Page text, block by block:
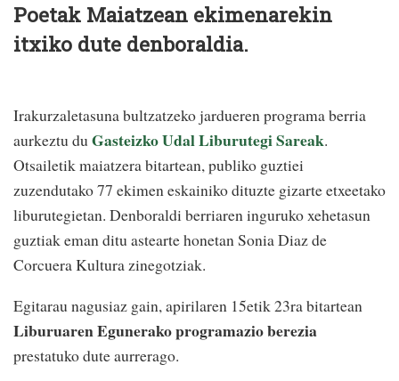
Poetak Maiatzean ekimenarekin
itxiko dute denboraldia.
Irakurzaletasuna bultzatzeko jardueren programa berria
aurkeztu duGasteizko Udal Liburutegi Sareak.
Otsailetik maiatzera bitartean, publiko guztiei
zuzendutako 77 ekimen eskainiko dituzte gizarte etxeetako
liburutegietan. Denboraldi berriaren inguruko xehetasun
guztiak eman ditu astearte honetan Sonia Diaz de
Corcuera Kultura zinegotziak.
Egitarau nagusiaz gain, apirilaren 15etik 23ra bitartean
Liburuaren Egunerako programazio berezia
prestatuko dute aurrerago.